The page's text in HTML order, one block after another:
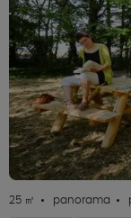
25 ㎡ panorama